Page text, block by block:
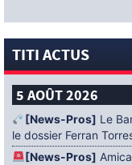
TITI ACTUS
5 AOÛT 2026
[News-Pros] Le
le dossier Ferran
[News-Pros]